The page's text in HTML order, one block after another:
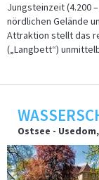
Jungsteinzeit (4.200
nördlichen Gelände
Attraktion stellt das
(„Langbett“)
Ostsee -